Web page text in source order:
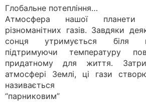
Глобальне потепління…
Атмосфера нашої планети
різноманітних газів. Завдяки
сонця утримується біля
підтримуючи температуру
придатному для життя.
атмосфері Землі, ці гази
називається
“парниковим”